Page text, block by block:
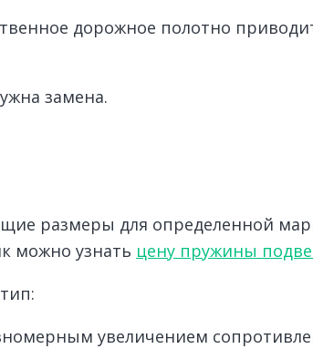
дорожное полотно
замена.
размеры для определенной
можно узнать цену пружины
увеличением